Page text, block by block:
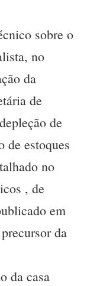
sobre o
no
da
de
de
de estoques
no
, de
em
da
da casa